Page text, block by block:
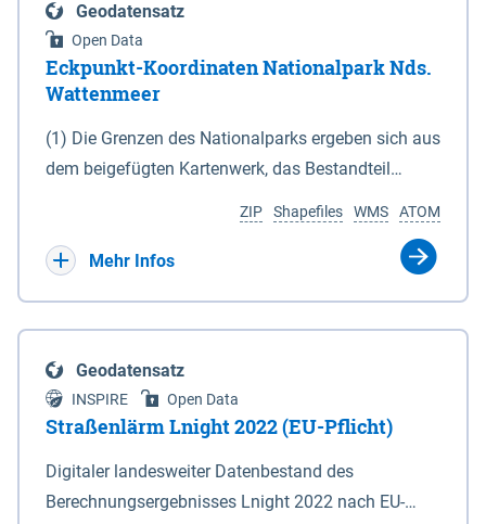
Geodatensatz
Open Data
Eckpunkt-Koordinaten Nationalpark Nds.
Wattenmeer
(1) Die Grenzen des Nationalparks ergeben sich aus
dem beigefügten Kartenwerk, das Bestandteil
(DTK) im Maßstab 1 : 100 000 (Anlage 2), 2.
verkleinerte Amtliche Karte 1 : 5 000 (AK5) im
projizierte Koordinaten im Europäischen
Terrestrischen Referenzsystem 1989 (ETRS 89) mit
der Universalen Transversalen Mercator-Abbildung
bezogen auf die Zone 32 N (UTM 32N) dargestellt
(Anlage 4); Gleiches gilt für die geografischen
ATOM
WMS
Shapefiles
ZIP
Mehr Infos
Geodatensatz
INSPIRE Open Data
Straßenlärm Lnight 2022 (EU-Pflicht)
Digitaler landesweiter Datenbestand des
Berechnungsergebnisses Lnight 2022 nach EU-